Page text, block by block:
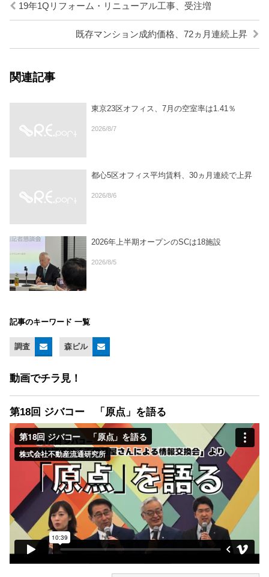
19年1Qリフォーム・リニューアル工事、受注増
既存マンション成約価格、72ヵ月連続上昇
関連記事
東京23区オフィス、7月の空室率は1.41％
2026/8/7
都心5区オフィス平均賃料、30ヵ月連続で上昇
2026/8/6
2026年上半期オープンのSCは18施設
2026/8/5
記事のキーワード 一覧
調査 森ビル
動画でチラ見！
第18回 ジバコー 「原点」を語る